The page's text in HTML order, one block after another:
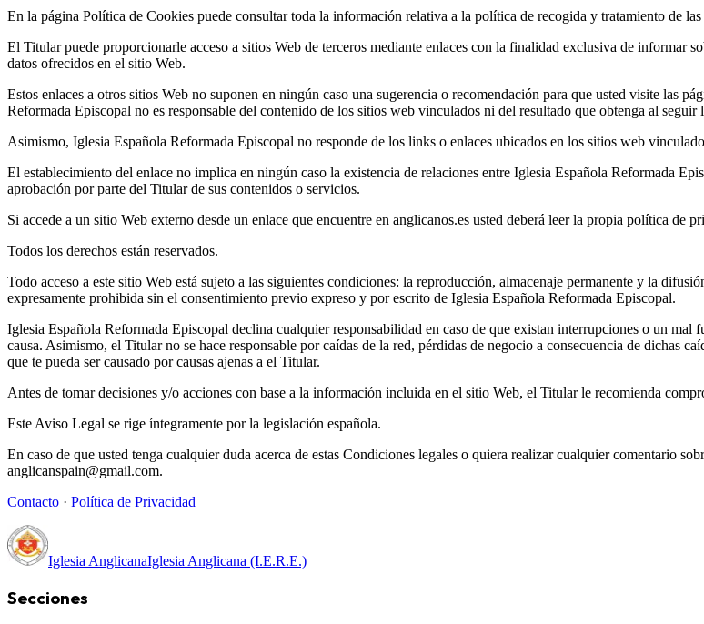
En la página Política de Cookies puede consultar toda la información relativa a la política de recogida y tratamiento de las
El Titular puede proporcionarle acceso a sitios Web de terceros mediante enlaces con la finalidad exclusiva de informar
datos ofrecidos en el sitio Web.
Estos enlaces a otros sitios Web no suponen en ningún caso una sugerencia o recomendación para que usted visite las
Reformada Episcopal no es responsable del contenido de los sitios web vinculados ni del resultado que obtenga al seguir
Asimismo, Iglesia Española Reformada Episcopal no responde de los links o enlaces ubicados en los sitios web
El establecimiento del enlace no implica en ningún caso la existencia de relaciones entre Iglesia Española Reformada
aprobación por parte del Titular de sus contenidos o servicios.
Si accede a un sitio Web externo desde un enlace que encuentre en anglicanos.es usted deberá leer la propia política de
Todos los derechos están reservados.
Todo acceso a este sitio Web está sujeto a las siguientes condiciones: la reproducción, almacenaje permanente y la
expresamente prohibida sin el consentimiento previo expreso y por escrito de Iglesia Española Reformada Episcopal.
Iglesia Española Reformada Episcopal declina cualquier responsabilidad en caso de que existan interrupciones o un
causa. Asimismo, el Titular no se hace responsable por caídas de la red, pérdidas de negocio a consecuencia de dichas
que te pueda ser causado por causas ajenas a el Titular.
Antes de tomar decisiones y/o acciones con base a la información incluida en el sitio Web, el Titular le recomienda
Este Aviso Legal se rige íntegramente por la legislación española.
En caso de que usted tenga cualquier duda acerca de estas Condiciones legales o quiera realizar cualquier comentario
anglicanspain@gmail.com.
Contacto · Política de Privacidad
Iglesia AnglicanaIglesia Anglicana (I.E.R.E.)
Secciones